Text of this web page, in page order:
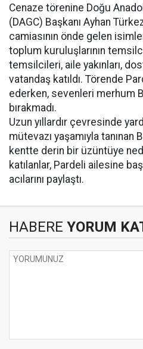
Cenaze törenine Doğu
(DAGC) Başkanı Ayhan
camiasının önde gelen
toplum kuruluşlarının
temsilcileri, aile yakınları,
vatandaş katıldı. Törende
ederken, sevenleri merhum
bırakmadı.
Uzun yıllardır çevresinde
mütevazı yaşamıyla tanınan
kentte derin bir üzüntüye
katılanlar, Pardeli ailesine
acılarını paylaştı.
HABERE YORUM